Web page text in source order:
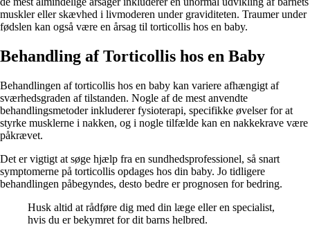
muskler eller skævhed i livmoderen under graviditeten. Traumer under
fødslen kan også være en årsag til torticollis hos en baby.
Behandling af Torticollis hos en Baby
Behandlingen af torticollis hos en baby kan variere afhængigt af
sværhedsgraden af tilstanden. Nogle af de mest anvendte
behandlingsmetoder inkluderer fysioterapi, specifikke øvelser for at
styrke musklerne i nakken, og i nogle tilfælde kan en nakkekrave være
påkrævet.
Det er vigtigt at søge hjælp fra en sundhedsprofessionel, så snart
symptomerne på torticollis opdages hos din baby. Jo tidligere
behandlingen påbegyndes, desto bedre er prognosen for bedring.
Husk altid at rådføre dig med din læge eller en specialist,
hvis du er bekymret for dit barns helbred.